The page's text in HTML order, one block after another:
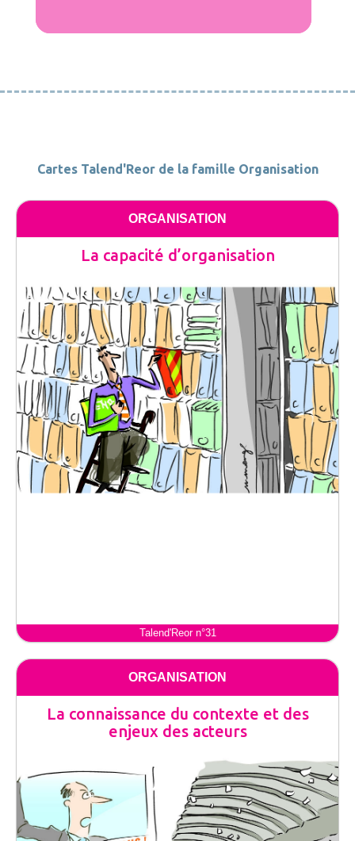
Cartes Talend'Reor de la famille Organisation
ORGANISATION
La capacité d’organisation
Talend'Reor n°31
ORGANISATION
La connaissance du contexte et des
enjeux des acteurs